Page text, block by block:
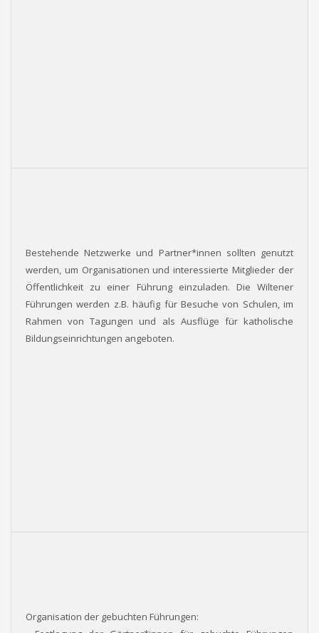
Bestehende Netzwerke und Partner*innen sollten genutzt
werden, um Organisationen und interessierte Mitglieder der
Öffentlichkeit zu einer Führung einzuladen. Die Wiltener
Führungen werden z.B. häufig für Besuche von Schulen, im
Rahmen von Tagungen und als Ausflüge für katholische
Bildungseinrichtungen angeboten.
Organisation der gebuchten Führungen: